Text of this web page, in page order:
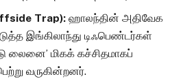
Trap): ஹாலந்தின் அதிவேக
இங்கிலாந்து டிஃபெண்டர்கள்
லைனை’ மிகக் கச்சிதமாகப்
வருகின்றனர்.